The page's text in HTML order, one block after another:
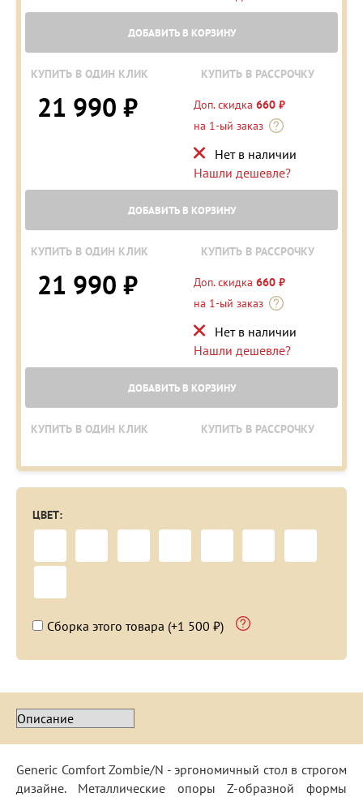
ДОБАВИТЬ В КОРЗИНУ
КУПИТЬ В ОДИН КЛИК КУПИТЬ В РАССРОЧКУ
21 990 ₽ Доп. скидка 660 ₽
на 1-ый заказ
Нет в наличии
Нашли дешевле?
ДОБАВИТЬ В КОРЗИНУ
КУПИТЬ В ОДИН КЛИК КУПИТЬ В РАССРОЧКУ
21 990 ₽ Доп. скидка 660 ₽
на 1-ый заказ
Нет в наличии
Нашли дешевле?
ДОБАВИТЬ В КОРЗИНУ
КУПИТЬ В ОДИН КЛИК КУПИТЬ В РАССРОЧКУ
ЦВЕТ:
Сборка этого товара (+1 500 ₽)
Generic Comfort Zombie/N - эргономичный стол в строгом
дизайне. Металлические опоры Z-образной формы